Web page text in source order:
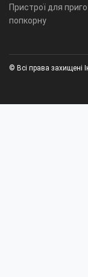
Пристрої для
попкорну
© Всі права захищені